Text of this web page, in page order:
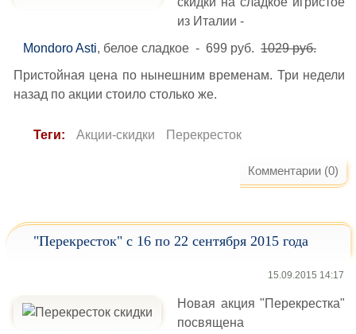
из Италии -
Mondoro Asti, белое сладкое - 699 руб. 1029 руб.
Пристойная цена по нынешним временам. Три недели
назад по акции стоило столько же.
Теги: Акции-скидки Перекресток
Комментарии (0)
"Перекресток" с 16 по 22 сентября 2015 года
15.09.2015 14:17
Новая акция "Перекрестка"
посвящена